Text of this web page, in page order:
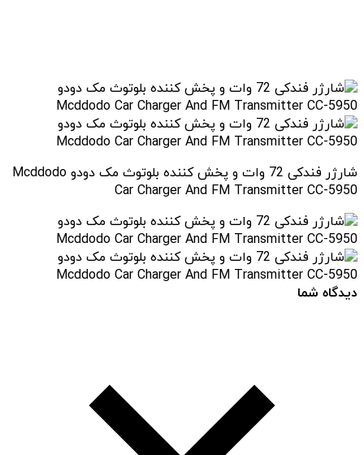
شارژر فندکی 72 وات و پخش کننده بلوتوث مک دودو Mcddodo
Car Charger And FM Transmitter CC-5950
دیدگاه شما